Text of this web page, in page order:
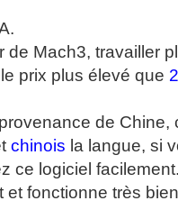
de Mach3, travailler
prix plus élevé que
de
chinois la langue, si
ce logiciel facilement.
et fonctionne très